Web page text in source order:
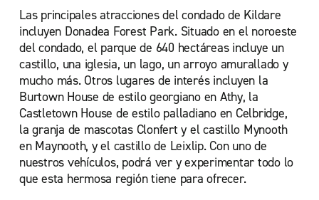
Las principales atracciones del condado de Kildare
incluyen Donadea Forest Park. Situado en el noroeste
del condado, el parque de 640 hectáreas incluye un
castillo, una iglesia, un lago, un arroyo amurallado y
mucho más. Otros lugares de interés incluyen la
Burtown House de estilo georgiano en Athy, la
Castletown House de estilo palladiano en Celbridge,
la granja de mascotas Clonfert y el castillo Mynooth
en Maynooth, y el castillo de Leixlip. Con uno de
nuestros vehículos, podrá ver y experimentar todo lo
que esta hermosa región tiene para ofrecer.